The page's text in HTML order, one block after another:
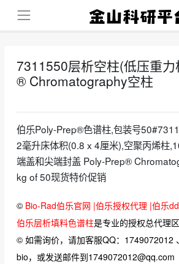
7311550层析空柱(低压重
® Chromatography空柱
伯乐Poly-Prep®色谱柱,包装号
2毫升床体积(0.8 x 4厘米),空聚丙烯柱
端盖和尖端封盖 Poly-Prep®
kg of 50现货特价促销
© Bio-Rad伯乐官网 |伯乐授权代理 |伯乐
伯乐层析填料色谱柱是专业的授权总代理
© 如需询价，请加客服QQ：1749072012
bio，或发送邮件到1749072012@qq.com